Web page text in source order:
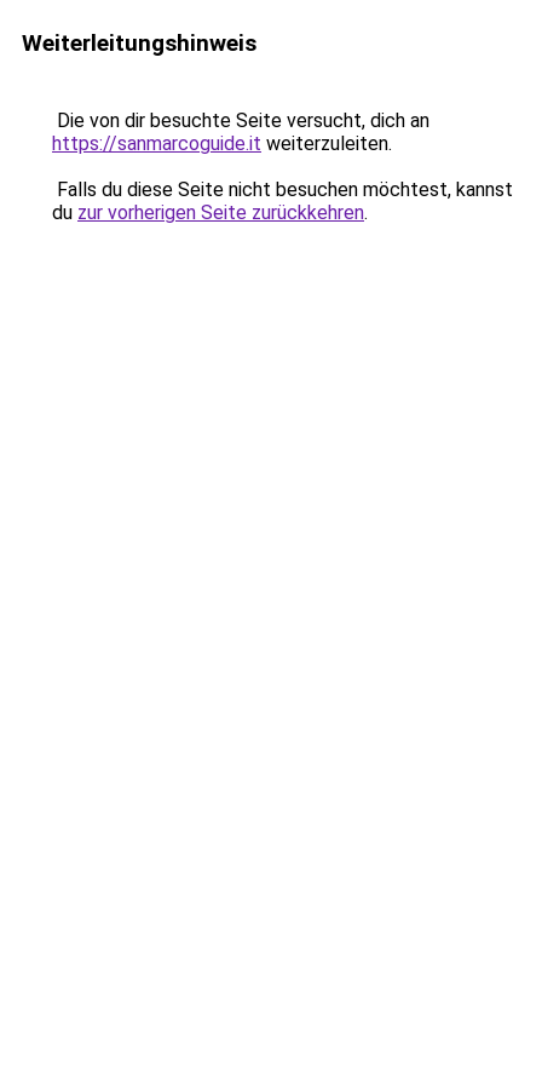
Weiterleitungshinweis
Die von dir besuchte Seite versucht, dich an
https://sanmarcoguide.it weiterzuleiten.
Falls du diese Seite nicht besuchen möchtest, kannst
du zur vorherigen Seite zurückkehren.